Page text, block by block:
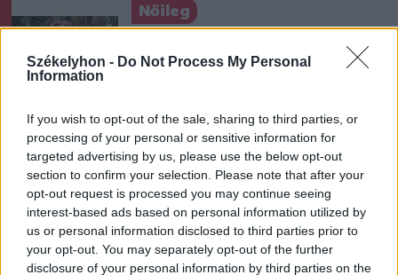
Székelyhon - Do Not Process My Personal
Information
If you wish to opt-out of the sale, sharing to third parties, or
processing of your personal or sensitive information for
targeted advertising by us, please use the below opt-out
section to confirm your selection. Please note that after your
opt-out request is processed you may continue seeing
interest-based ads based on personal information utilized by
us or personal information disclosed to third parties prior to
your opt-out. You may separately opt-out of the further
disclosure of your personal information by third parties on the
Nőileg
„doktoriját” végeztem el az
A rovat további cikkei